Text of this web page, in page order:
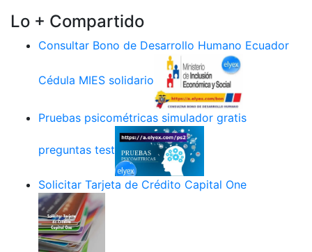
Lo + Compartido
Consultar Bono de Desarrollo Humano Ecuador
Cédula MIES solidario
Pruebas psicométricas simulador gratis
preguntas test
Solicitar Tarjeta de Crédito Capital One